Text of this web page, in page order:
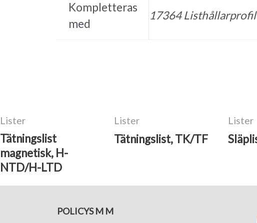
Kompletteras
med
17364 Listhållarprofil
Lister
Tätningslist
magnetisk, H-
NTD/H-LTD
Lister
Tätningslist, TK/TF
Lister
POLICYS M M